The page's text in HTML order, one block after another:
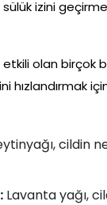
izini
olan birçok
hızlandırmak
cildin
Lavanta yağı,